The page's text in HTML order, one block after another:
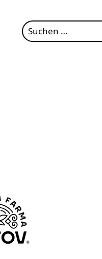
Suche
nach: